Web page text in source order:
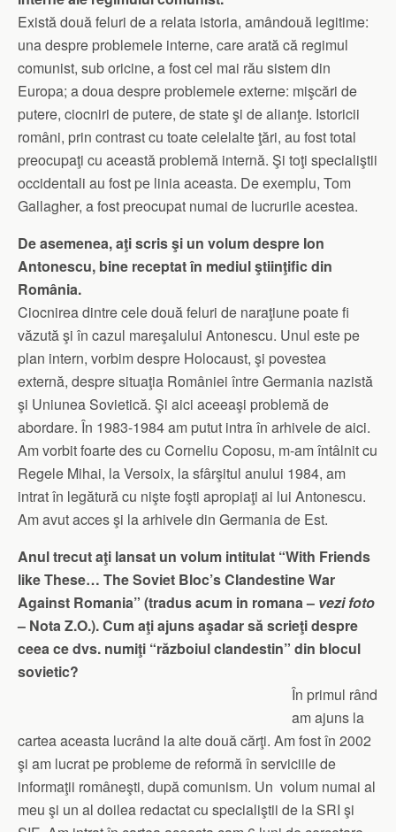
Există două feluri de a relata istoria, amândouă legitime:
una despre problemele interne, care arată că regimul
comunist, sub oricine, a fost cel mai rău sistem din
Europa; a doua despre problemele externe: mişcări de
putere, ciocniri de putere, de state şi de alianţe. Istoricii
români, prin contrast cu toate celelalte ţări, au fost total
preocupaţi cu această problemă internă. Şi toţi specialiştii
occidentali au fost pe linia aceasta. De exemplu, Tom
Gallagher, a fost preocupat numai de lucrurile acestea.
De asemenea, aţi scris şi un volum despre Ion
Antonescu, bine receptat în mediul ştiinţific din
România.
Ciocnirea dintre cele două feluri de naraţiune poate fi
văzută şi în cazul mareşalului Antonescu. Unul este pe
plan intern, vorbim despre Holocaust, şi povestea
externă, despre situaţia României între Germania nazistă
şi Uniunea Sovietică. Şi aici aceeaşi problemă de
abordare. În 1983-1984 am putut intra în arhivele de aici.
Am vorbit foarte des cu Corneliu Coposu, m-am întâlnit cu
Regele Mihai, la Versoix, la sfârşitul anului 1984, am
intrat în legătură cu nişte foşti apropiaţi ai lui Antonescu.
Am avut acces şi la arhivele din Germania de Est.
Anul trecut aţi lansat un volum intitulat “With Friends
like These… The Soviet Bloc’s Clandestine War
Against Romania” (tradus acum in romana – vezi foto
– Nota Z.O.). Cum aţi ajuns aşadar să scrieţi despre
ceea ce dvs. numiţi “războiul clandestin” din blocul
sovietic?
În primul rând
am ajuns la
cartea aceasta lucrând la alte două cărţi. Am fost în 2002
şi am lucrat pe probleme de reformă în serviciile de
informaţii româneşti, după comunism. Un volum numai al
meu şi un al doilea redactat cu specialiştii de la SRI şi